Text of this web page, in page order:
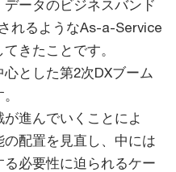
ータのビジネスバンド
れるようなAs-a-Service
きたことです。
とした第2次DXブーム
進んでいくことによ
配置を見直し、中には
必要性に迫られるケー